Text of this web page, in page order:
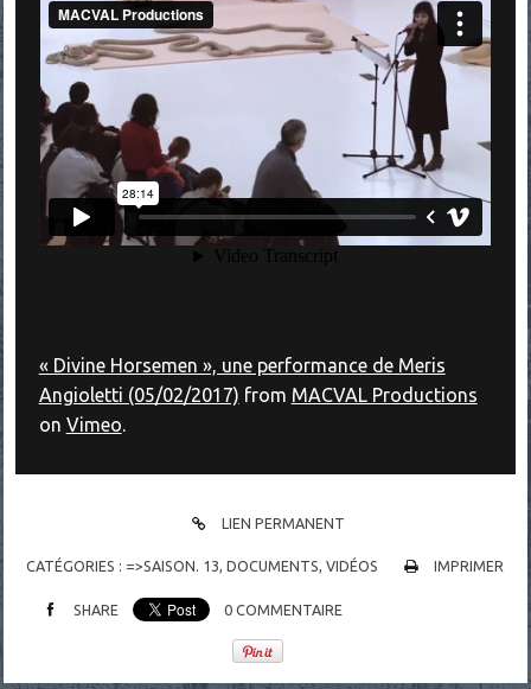
« Divine Horsemen », une performance de Meris
Angioletti (05/02/2017) from MACVAL Productions
on Vimeo.
LIEN PERMANENT
CATÉGORIES : =>SAISON. 13,DOCUMENTS,VIDÉOS IMPRIMER
SHARE 0 COMMENTAIRE